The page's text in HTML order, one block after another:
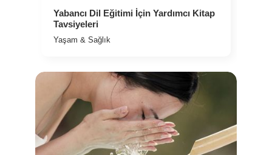
Yabancı Dil Eğitimi İçin Yardımcı Kitap
Tavsiyeleri
Yaşam & Sağlık